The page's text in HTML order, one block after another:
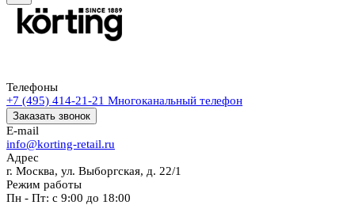
Телефоны
+7 (495) 414-21-21 Многоканальный телефон
Заказать звонок
E-mail
info@korting-retail.ru
Адрес
г. Москва, ул. Выборгская, д. 22/1
Режим работы
Пн - Пт: с 9:00 до 18:00